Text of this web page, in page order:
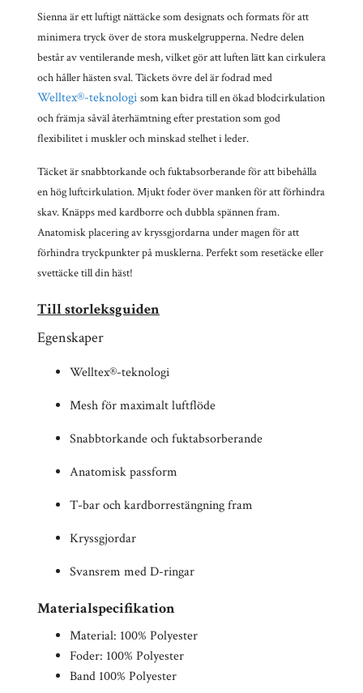
Sienna är ett luftigt nättäcke som designats och formats för att
minimera tryck över de stora muskelgrupperna.Nedre delen
består av ventilerande mesh, vilket gör att luften lätt kan cirkulera
och håller hästen sval. Täcketsövre del är fodrad med
Welltex®-teknologi som kan bidra till en ökad blodcirkulation
och främja såväl återhämtning efter prestation som god
flexibilitet i muskler och minskad stelhet i leder.
Täcket är snabbtorkande och fuktabsorberande för att bibehålla
en hög luftcirkulation. Mjukt foder över manken för att förhindra
skav. Knäpps med kardborre och dubbla spännen fram.
Anatomisk placering av kryssgjordarna under magen för att
förhindra tryckpunkter på musklerna.Perfekt som resetäcke eller
svettäcke till din häst!
Till storleksguiden
Egenskaper
Welltex®-teknologi
Mesh för maximalt luftflöde
Snabbtorkande och fuktabsorberande
Anatomisk passform
T-bar och kardborrestängning fram
Kryssgjordar
Svansrem med D-ringar
Materialspecifikation
Material: 100% Polyester
Foder: 100% Polyester
Band 100% Polyester